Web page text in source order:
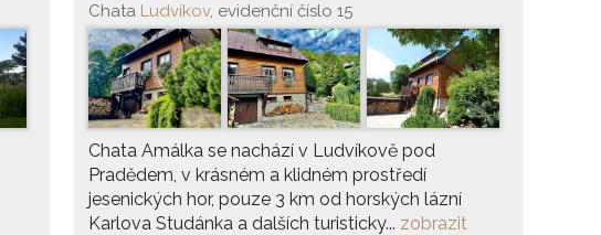
Chata Ludvíkov, evidenční číslo 15
Chata Amálka se nachází v Ludvíkově pod
Pradědem, v krásném a klidném prostředí
jesenických hor, pouze 3 km od horských lázní
Karlova Studánka a dalších turisticky... zobrazit